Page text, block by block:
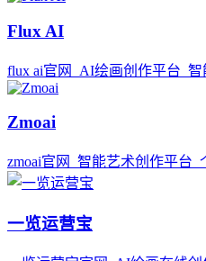
Flux AI
flux ai官网_AI绘画创作平台_
Zmoai
zmoai官网_智能艺术创作平台
一览运营宝